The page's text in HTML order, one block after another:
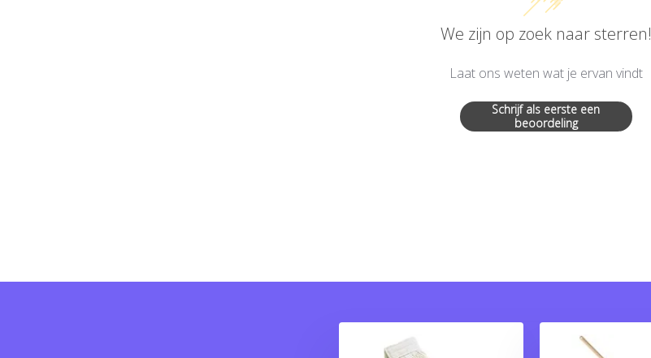
We zijn op zoek naar sterren!
Laat ons weten wat je ervan vindt
Schrijf als eerste een
beoordeling